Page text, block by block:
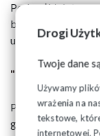
Drogi
Twoje dane
Używamy
wrażenia na
tekstowe,
internetowej.
Podwyżki
bezpośrednio
usług i towarów.
"Mogą nie
Polska ze
geograficzne i